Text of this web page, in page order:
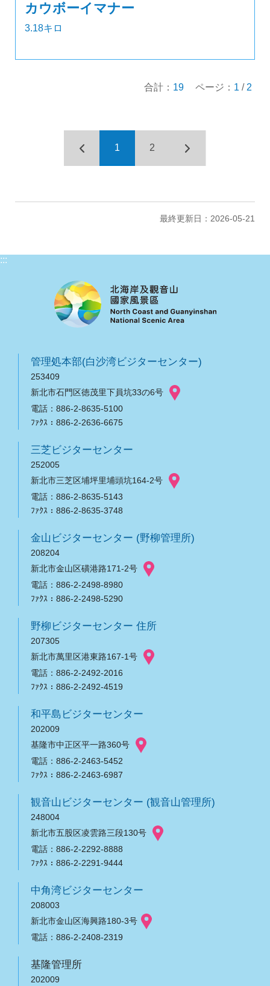
カウボーイマナー
3.18キロ
合計： 19 ページ： 1 / 2
1 2
最終更新日：2026-05-21
:::
管理処本部(白沙湾ビジターセンター)
253409
新北市石門区徳茂里下員坑33の6号
電話：886-2-8635-5100
ﾌｧｸｽ：886-2-2636-6675
三芝ビジターセンター
252005
新北市三芝区埔坪里埔頭坑164-2号
電話：886-2-8635-5143
ﾌｧｸｽ：886-2-8635-3748
金山ビジターセンター (野柳管理所)
208204
新北市金山区磺港路171-2号
電話：886-2-2498-8980
ﾌｧｸｽ：886-2-2498-5290
野柳ビジターセンター 住所
207305
新北市萬里区港東路167-1号
電話：886-2-2492-2016
ﾌｧｸｽ：886-2-2492-4519
和平島ビジターセンター
202009
基隆市中正区平一路360号
電話：886-2-2463-5452
ﾌｧｸｽ：886-2-2463-6987
観音山ビジターセンター (観音山管理所)
248004
新北市五股区凌雲路三段130号
電話：886-2-2292-8888
ﾌｧｸｽ：886-2-2291-9444
中角湾ビジターセンター
208003
新北市金山区海興路180-3号
電話：886-2-2408-2319
基隆管理所
202009